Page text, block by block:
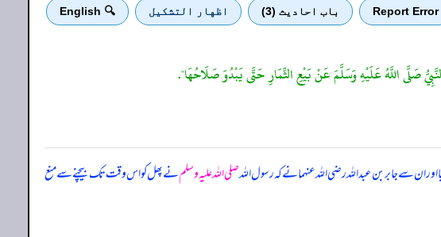
Report Error باب احادیث (3) اظهار التشكيل 🔍 English
صَلَّى اللَّهُ عَلَيْهِ وَسَلَّمَ عَنْ بَيْعِ الثِّمَارِ حَتَّى يَبْدُوَ صَلَاحُهَا".
ان سے جابر بن عبداللہ رضی اللہ عنہما نے کہرسول اللہصلی اللہ علیہ وسلمنے پھل کو اس وقت تک بیچنے سے منع